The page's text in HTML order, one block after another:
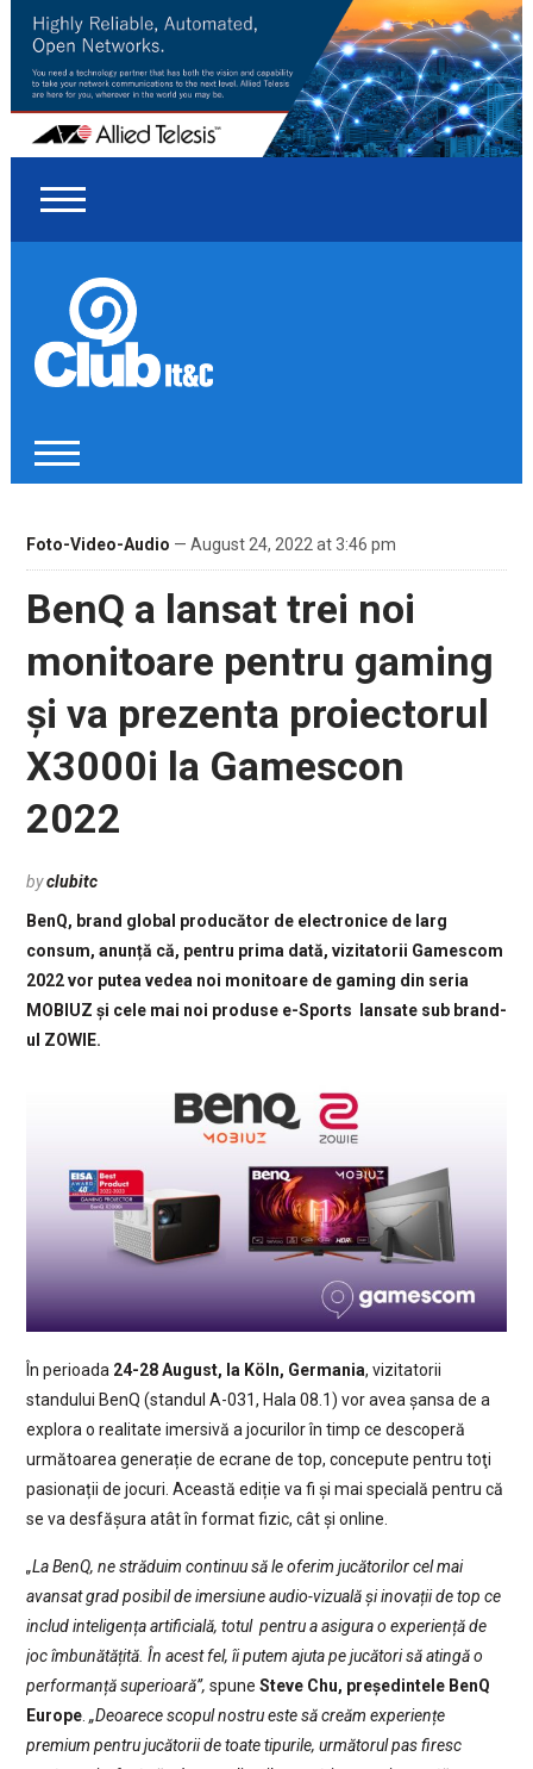
Foto-Video-Audio — August 24, 2022 at 3:46 pm
BenQ a lansat trei noi
monitoare pentru gaming
și va prezenta proiectorul
X3000i la Gamescon
2022
byclubitc
BenQ, brand global producător de electronice de larg
consum, anunță că, pentru prima dată, vizitatorii Gamescom
2022 vor putea vedea noi monitoare de gaming din seria
MOBIUZ și cele mai noi produse e-Sports lansate sub brand-
ul ZOWIE.
În perioada 24-28 August, la Köln, Germania, vizitatorii
standului BenQ (standul A-031, Hala 08.1) vor avea șansa de a
explora o realitate imersivă a jocurilor în timp ce descoperă
următoarea generație de ecrane de top, concepute pentru toţi
pasionații de jocuri. Această ediție va fi și mai specială pentru că
se va desfășura atât în format fizic, cât și online.
„La BenQ, ne străduim continuu să le oferim jucătorilor cel mai
avansat grad posibil de imersiune audio-vizuală și inovații de top ce
includ inteligența artificială, totul pentru a asigura o experiență de
joc îmbunătățită. În acest fel, îi putem ajuta pe jucători să atingă o
performanță superioară”, spune Steve Chu, președintele BenQ
Europe. „Deoarece scopul nostru este să creăm experiențe
premium pentru jucătorii de toate tipurile, următorul pas firesc